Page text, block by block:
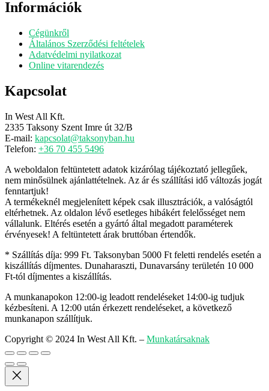
Információk
Cégünkről
Általános Szerződési feltételek
Adatvédelmi nyilatkozat
Online vitarendezés
Kapcsolat
In West All Kft.
2335 Taksony Szent Imre út 32/B
E-mail: kapcsolat@taksonyban.hu
Telefon: +36 70 455 5496
A weboldalon feltüntetett adatok kizárólag tájékoztató jellegűek,
nem minősülnek ajánlattételnek. Az ár és szállítási idő változás jogát
fenntartjuk!
A termékeknél megjelenített képek csak illusztrációk, a valóságtól
eltérhetnek. Az oldalon lévő esetleges hibákért felelősséget nem
vállalunk. Eltérés esetén a gyártó által megadott paraméterek
érvényesek! A feltüntetett árak bruttóban értendők.
* Szállítás díja: 999 Ft. Taksonyban 5000 Ft feletti rendelés esetén a
kiszállítás díjmentes. Dunaharaszti, Dunavarsány területén 10 000
Ft-tól díjmentes a kiszállítás.
A munkanapokon 12:00-ig leadott rendeléseket 14:00-ig tudjuk
kézbesíteni. A 12:00 után érkezett rendeléseket, a következő
munkanapon szállítjuk.
Copyright © 2024 In West All Kft. – Munkatársaknak